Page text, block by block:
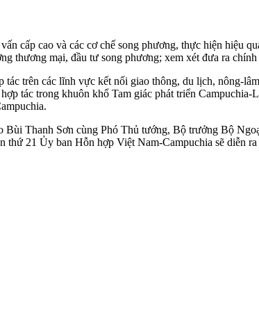
cấp cao và các cơ chế song phương, thực hiện hiệu
thương mại, đầu tư song phương; xem xét đưa ra
tác trên các lĩnh vực kết nối giao thông, du lịch, nông-
tác trong khuôn khổ Tam giác phát triển
Thanh Sơn cùng Phó Thủ tướng, Bộ trưởng Bộ
21 Ủy ban Hỗn hợp Việt Nam-Campuchia sẽ diễn